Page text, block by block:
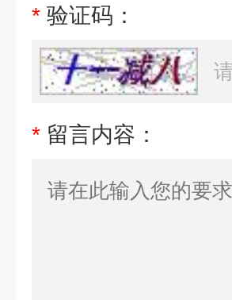
* 验证码：
* 留言内容：